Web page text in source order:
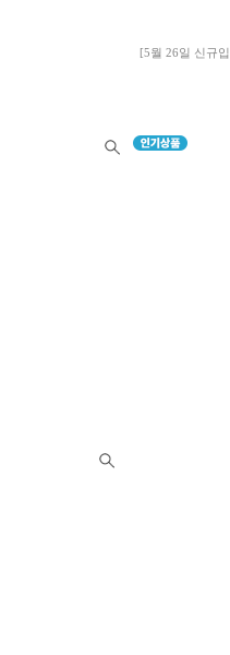
[5월 26일 신규